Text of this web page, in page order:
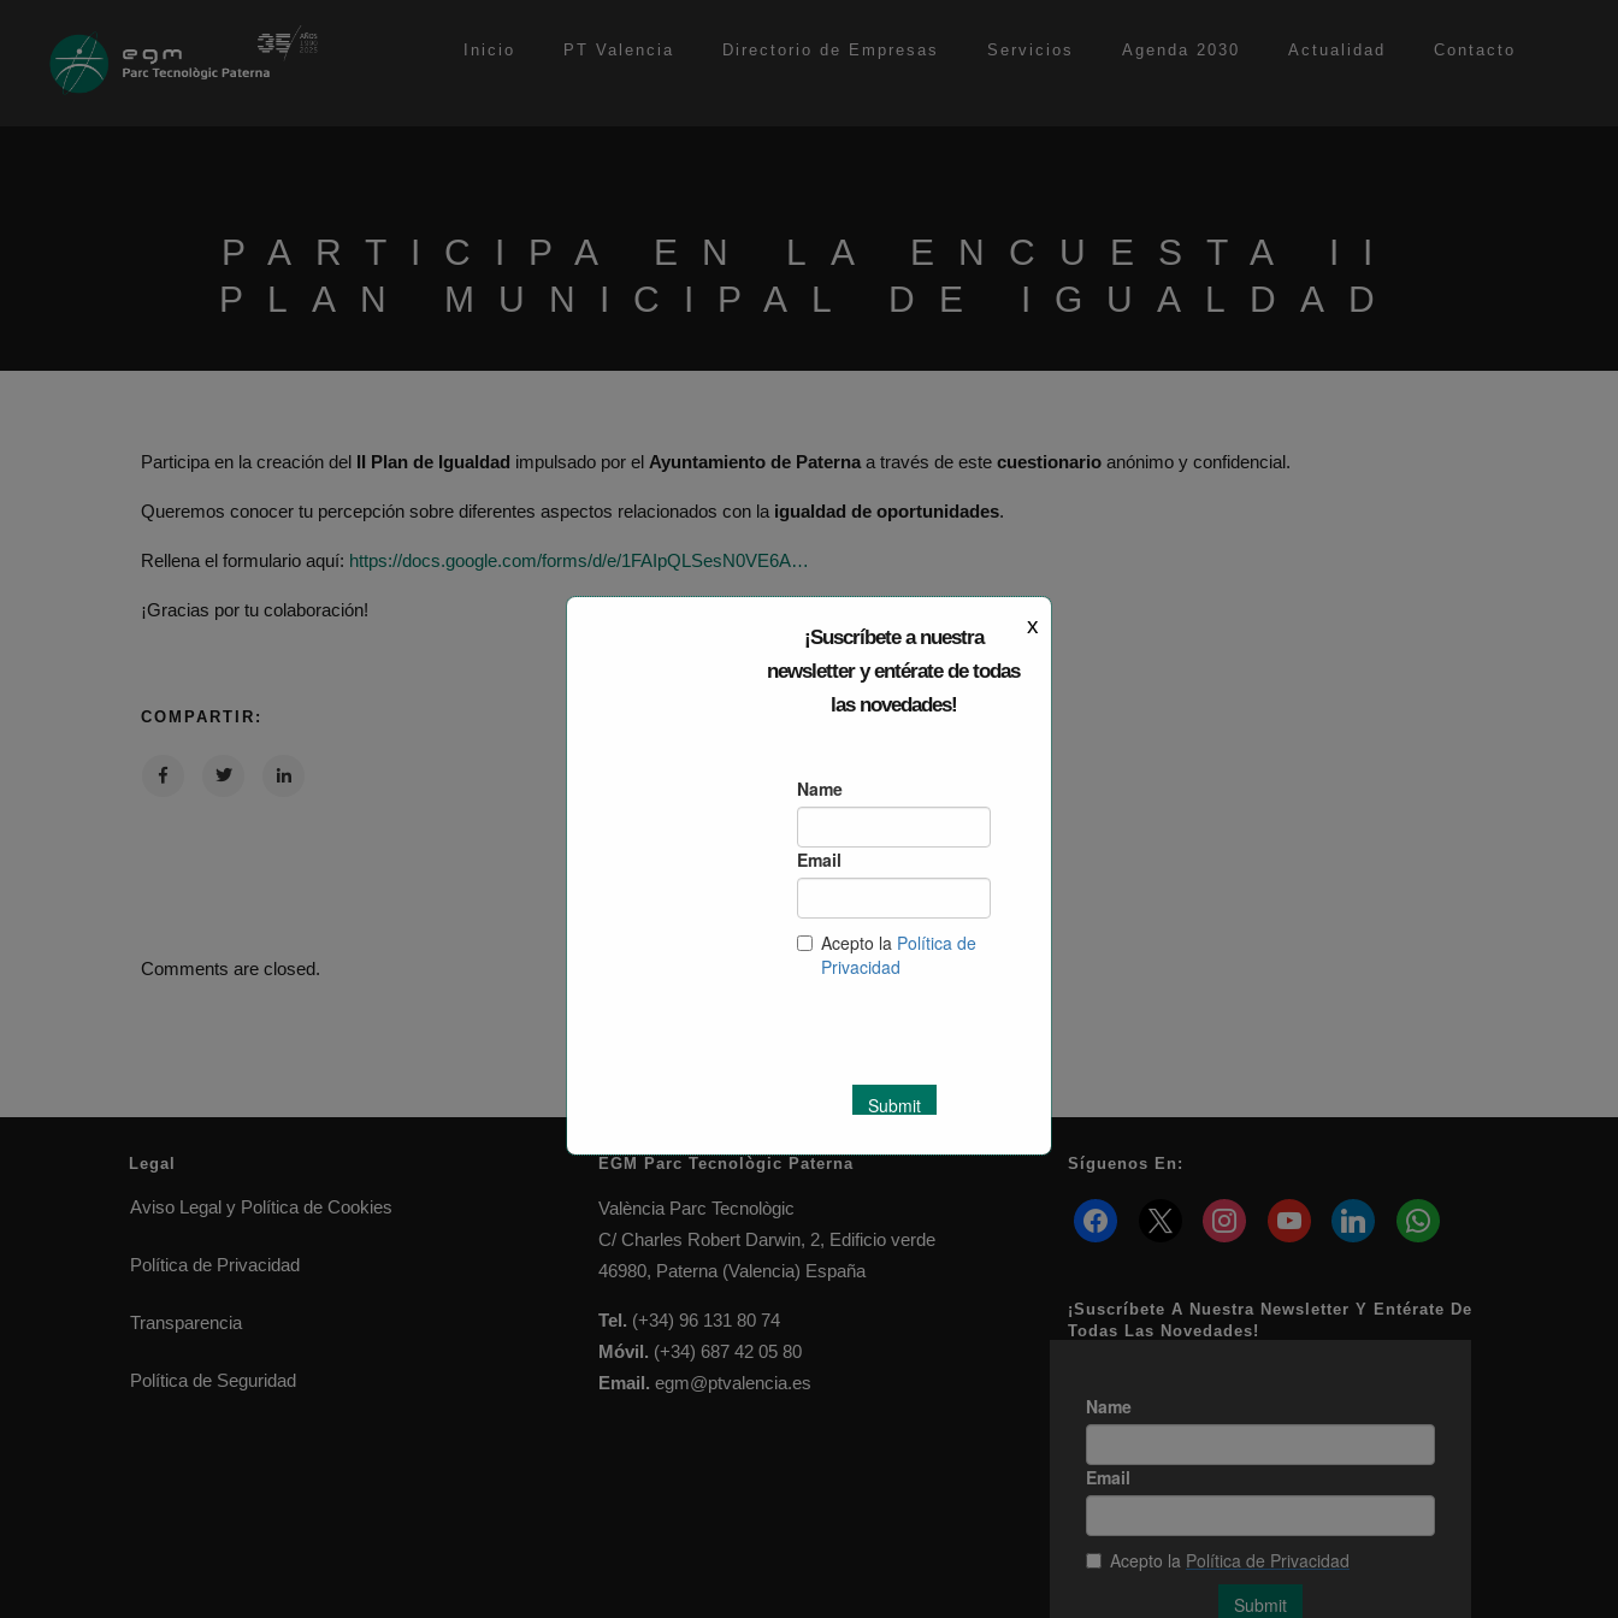
Inicio PT Valencia Directorio de Empresas Servicios Agenda 2030 Actualidad Contacto
PARTICIPA EN LA ENCUESTA II
PLAN MUNICIPAL DE IGUALDAD
Participa en la creación del II Plan de Igualdad impulsado por el Ayuntamiento de Paterna a través de este cuestionario anónimo y confidencial.
Queremos conocer tu percepción sobre diferentes aspectos relacionados con la igualdad de oportunidades.
Rellena el formulario aquí: https://docs.google.com/forms/d/e/1FAIpQLSesN0VE6A…
¡Gracias por tu colaboración!
COMPARTIR:
Comments are closed.
Legal
Aviso Legal y Política de Cookies
Política de Privacidad
Transparencia
Política de Seguridad
EGM Parc Tecnològic Paterna
València Parc Tecnològic
C/ Charles Robert Darwin, 2, Edificio verde
46980, Paterna (Valencia) España
Tel. (+34) 96 131 80 74
Móvil. (+34) 687 42 05 80
Email. egm@ptvalencia.es
Síguenos En:
facebook instagramyoutube linkedin whatsapp
¡Suscríbete A Nuestra Newsletter Y Entérate De
Todas Las Novedades!
x
¡Suscríbete a nuestra
newsletter y entérate de todas
las novedades!